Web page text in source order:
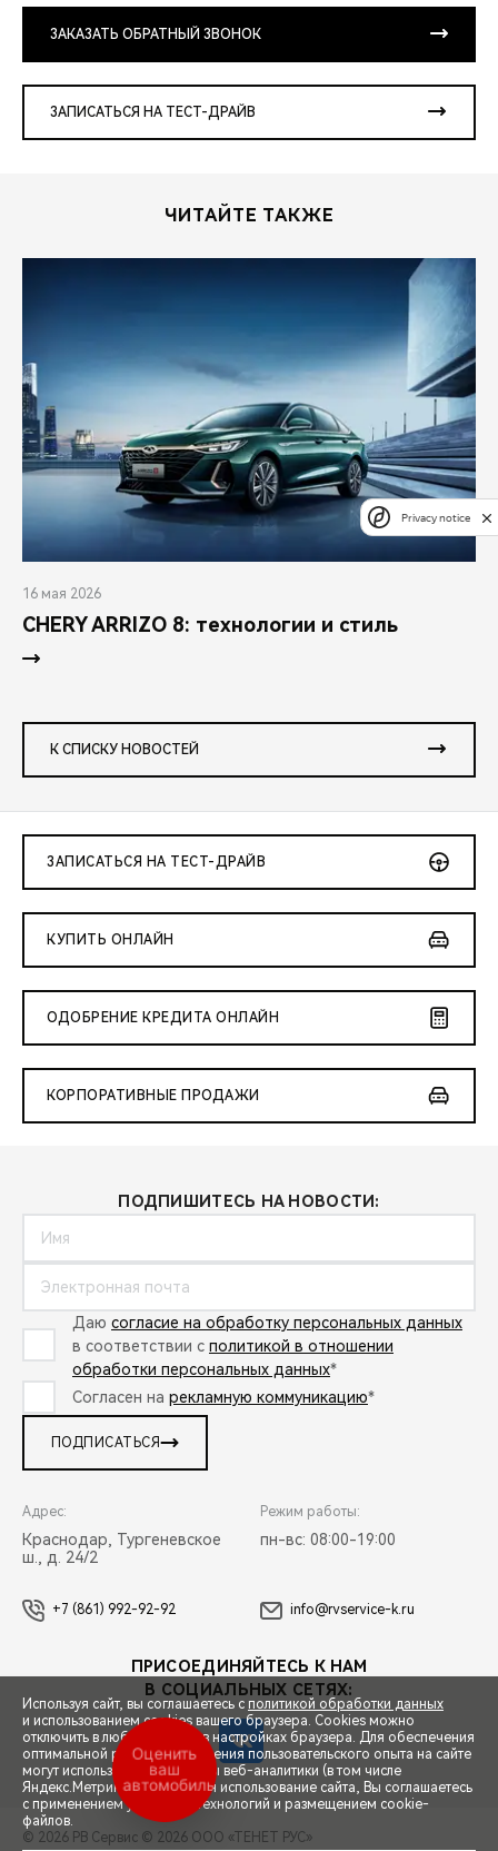
СПЕЦПРЕДЛОЖЕНИЯ
ЗАПИСЬ НА ТЕСТ-ДРАЙВ
ЗАКАЗАТЬ ОБРАТНЫЙ ЗВОНОК
ЗАПИСАТЬСЯ НА ТЕСТ-ДРАЙВ
ЧИТАЙТЕ ТАКЖЕ
16 мая 2026
CHERY ARRIZO 8: технологии и стиль
К СПИСКУ НОВОСТЕЙ
ЗАПИСАТЬСЯ НА ТЕСТ-ДРАЙВ
КУПИТЬ ОНЛАЙН
ОДОБРЕНИЕ КРЕДИТА ОНЛАЙН
КОРПОРАТИВНЫЕ ПРОДАЖИ
ПОДПИШИТЕСЬ НА НОВОСТИ:
Даю согласие на обработку персональных данных
в соответствии с политикой в отношении
обработки персональных данных*
Согласен на рекламную коммуникацию*
ПОДПИСАТЬСЯ
Адрес:
Краснодар, Тургеневское
ш., д. 24/2
Режим работы:
пн-вс: 08:00-19:00
+7 (861) 992-92-92 info@rvservice-k.ru
ПРИСОЕДИНЯЙТЕСЬ К НАМ
В СОЦИАЛЬНЫХ СЕТЯХ:
© 2026 РВ Сервис © 2026 ООО «ТЕНЕТ РУС»
Используя сайт, вы соглашаетесь с политикой обработки данных
и использованием cookies вашего браузера. Cookies можно
отключить в любой момент в настройках браузера. Для обеспечения
оптимальной работы и улучшения пользовательского опыта на сайте
могут использоваться системы веб-аналитики (в том числе
Яндекс.Метрика). Продолжая использование сайта, Вы соглашаетесь
с применением указанных технологий и размещением cookie-
файлов.
Оценить
ваш
автомобиль
Privacy notice